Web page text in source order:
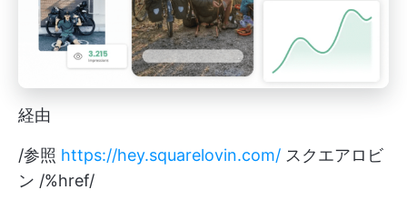
経由
/参照 https://hey.squarelovin.com/ スクエアロビ
ン /%href/